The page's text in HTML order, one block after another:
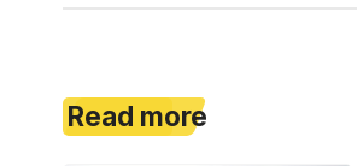
Read more